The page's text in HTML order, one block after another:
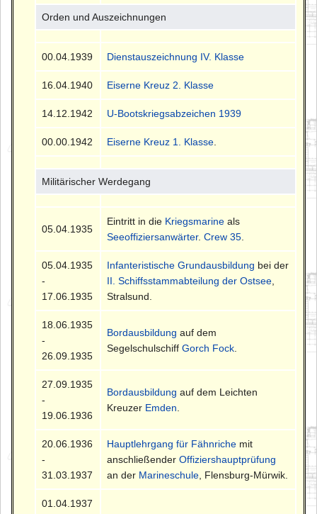
Orden und Auszeichnungen
00.04.1939 Dienstauszeichnung IV. Klasse
16.04.1940 Eiserne Kreuz 2. Klasse
14.12.1942 U-Bootskriegsabzeichen 1939
00.00.1942 Eiserne Kreuz 1. Klasse
Militärischer Werdegang
05.04.1935
Eintritt in die Kriegsmarine als
Seeoffiziersanwärter.Crew 35
05.04.1935
-
17.06.1935
Infanteristische Grundausbildung bei der
II. Schiffsstammabteilung der Ostsee
Stralsund.
18.06.1935
-
26.09.1935
Bordausbildung auf dem
SegelschulschiffGorch Fock
27.09.1935
-
19.06.1936
Bordausbildung auf dem Leichten
Kreuzer Emden
20.06.1936
-
31.03.1937
Hauptlehrgang für Fähnriche mit
anschließenderOffiziershauptprüfung
an der Marineschule , Flensburg-Mürwik.
01.04.1937